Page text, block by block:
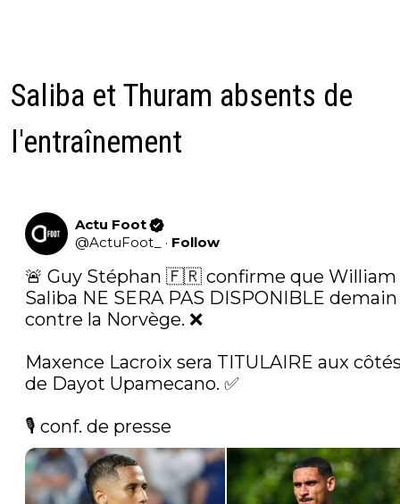
Saliba et Thuram absents de
l'entraînement
Actu Foot
@ActuFoot_ · Follow
🚨 Guy Stéphan 🇫🇷 confirme que William
Saliba NE SERA PAS DISPONIBLE demain
contre la Norvège. ❌
Maxence Lacroix sera TITULAIRE aux
de Dayot Upamecano. ✅
🎙️ conf. de presse